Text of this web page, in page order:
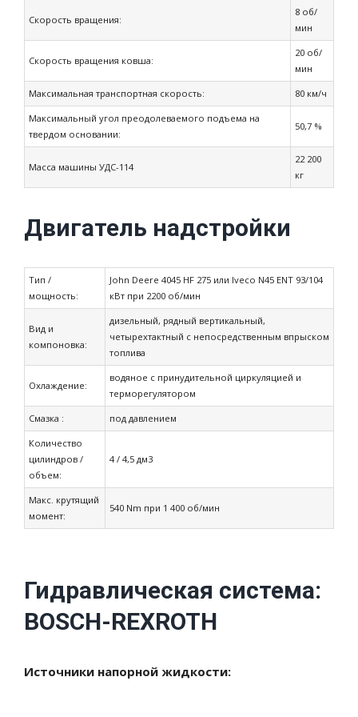
Скорость вращения:
8 об/
мин
Скорость вращения ковша:
20 об/
мин
Максимальная транспортная скорость: 80 км/ч
Максимальный угол преодолеваемого подъема на
твердом основании:
50,7 %
Масса машины УДС-114
22 200
кг
Двигатель надстройки
Тип /
мощность:
John Deere 4045 HF 275 или Iveco N45 ENT 93/104
кВт при 2200 об/мин
Вид и
компоновка:
дизельный, рядный вертикальный,
четырехтактный с непосредственным впрыском
топлива
Охлаждение:
водяное с принудительной циркуляцией и
терморегулятором
Смазка : под давлением
Количество
цилиндров /
объем:
4 / 4,5 дм3
Макс. крутящий
момент:
540 Nm при 1 400 об/мин
Гидравлическая система:
BOSCH-REXROTH
Источники напорной жидкости: